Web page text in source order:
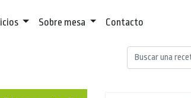
Sobre mesa Contacto